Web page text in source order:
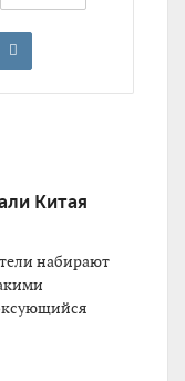
Китая
набирают